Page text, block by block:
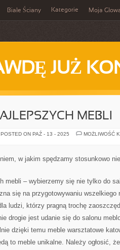
Białe Ściany Kategorie Moja
JUŻ
MEBLI
POSTED ON PAŹ - 13 - 2025
MOŻLIWOŚĆ
w jakim spędzamy stosunkowo
mebli – wybierzemy się nie tylko do
się na przygotowywaniu wszelkiego
ludzi, którzy pragną trochę
drogie jest udanie się do salonu
dzięki temu meble warsztatowe
to meble unikalne. Należy ogłosić,